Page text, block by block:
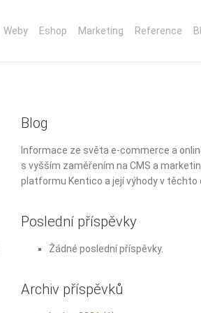
Weby Eshop Marketing Reference
Blog
Informace ze světa e-commerce a
s vyšším zaměřením na CMS a
platformu Kentico a její výhody v těchto
Poslední příspěvky
Žádné poslední příspěvky.
Archiv příspěvků